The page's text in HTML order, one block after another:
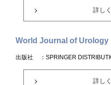
詳し
World Journal of Urology
出版社 ：SPRINGER
詳し